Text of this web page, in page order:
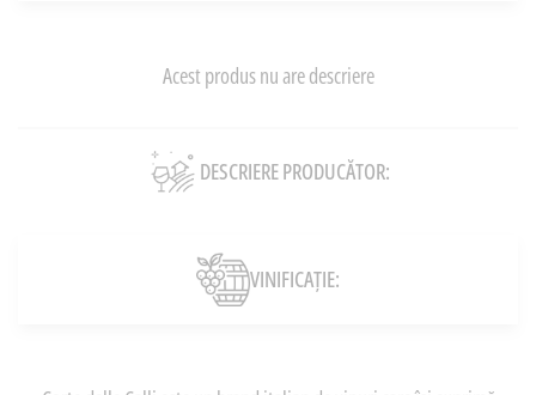
Acest produs nu are descriere
DESCRIERE PRODUCĂTOR:
VINIFICAȚIE: